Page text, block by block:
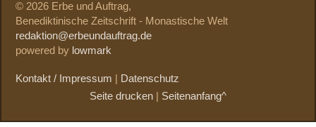
© 2026 Erbe und Auftrag,
Benediktinische Zeitschrift - Monastische Welt
redaktion@erbeundauftrag.de
powered by lowmark
Kontakt / Impressum
Datenschutz
Seite drucken
Seitenanfang^